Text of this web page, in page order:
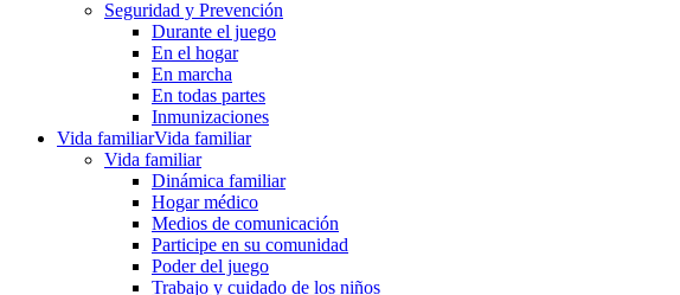
Seguridad y Prevención
Durante el juego
En el hogar
En marcha
En todas partes
Inmunizaciones
Vida familiarVida familiar
Vida familiar
Dinámica familiar
Hogar médico
Medios de comunicación
Participe en su comunidad
Poder del juego
Trabajo y cuidado de los niños